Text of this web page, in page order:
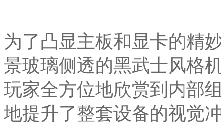
为了凸显主板和显卡的精
景玻璃侧透的黑武士风格
玩家全方位地欣赏到内部
地提升了整套设备的视觉